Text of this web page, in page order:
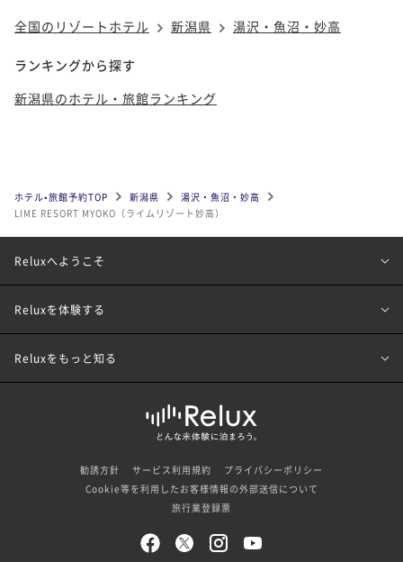
全国のリゾートホテル
新潟県 湯沢・魚沼・妙高
ランキングから探す
新潟県のホテル・旅館ランキング
ホテル•旅館予約TOP 新潟県
湯沢・魚沼・妙高
LIME RESORT MYOKO（ライムリゾート妙高）
Reluxへようこそ
Reluxを体験する
Reluxをもっと知る
勧誘方針 サービス利用規約
プライバシーポリシー
Cookie等を利用したお客様情報の外部送信について
旅行業登録票